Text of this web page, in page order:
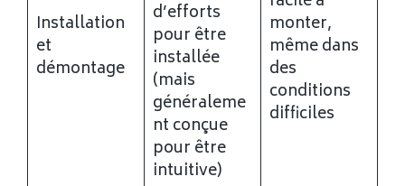
Installation
et
démontage
d’efforts
pour être
installée
(mais
généraleme
nt conçue
pour être
intuitive)
monter,
même dans
des
conditions
difficiles